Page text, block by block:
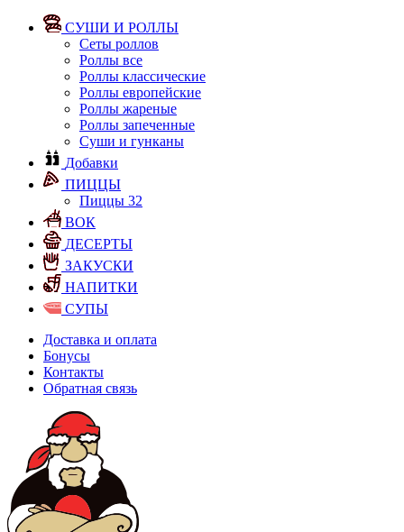
СУШИ И РОЛЛЫ
Сеты роллов
Роллы все
Роллы классические
Роллы европейские
Роллы жареные
Роллы запеченные
Суши и гунканы
Добавки
ПИЦЦЫ
Пиццы 32
ВОК
ДЕСЕРТЫ
ЗАКУСКИ
НАПИТКИ
СУПЫ
Доставка и оплата
Бонусы
Контакты
Обратная связь